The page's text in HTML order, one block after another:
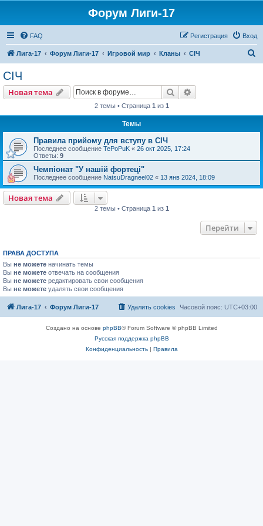
Форум Лиги-17
FAQ Вход
Регистрация
Лига-17 Форум Лиги-17 Игровой мир Кланы СIЧ
СIЧ
Новая тема Поиск
2 темы • Страница 1 из 1
Темы
Правила прийому для вступу в СІЧ
Последнее сообщение TePoPuK « 26 окт 2025, 17:24
Ответы: 9
Чемпіонат "У нашій фортеці"
Последнее сообщение NatsuDragneel02 « 13 янв 2024, 18:09
Новая тема
2 темы • Страница 1 из 1
Перейти
ПРАВА ДОСТУПА
Вы не можете начинать темы
Вы не можете отвечать на сообщения
Вы не можете редактировать свои сообщения
Вы не можете удалять свои сообщения
Лига-17 Форум Лиги-17 Часовой пояс: UTC+03:00
Удалить cookies
Создано на основе phpBB® Forum Software © phpBB Limited
Русская поддержка phpBB
Конфиденциальность| Правила